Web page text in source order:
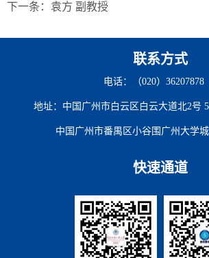
下一条： 袁方 副教授
联系方式
电话：（020）36207878
地址：中国广州市白云区白云大道北2号
中国广州市番禺区小谷围广州大学城
快速通道